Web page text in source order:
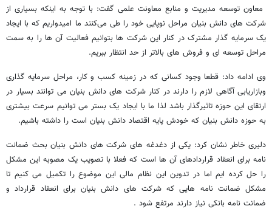
معاون توسعه مدیریت و منابع معاونت علمی گفت: با توجه به اینکه بسیاری از
شرکت های دانش بنیان مراحل نوپایی خود را طی می‌کنند ما امیدواریم که با ایجاد
یک سرمایه گذار مشترک در کنار این شرکت ها بتوانیم فعالیت آن ها را به سمت
مراحل توسعه ای و فروش های بالاتر از حد انتظار ببریم.
وی ادامه داد: قطعا وجود کسانی که در زمینه کسب و کار، مراحل سرمایه گذاری
وبازاریابی آگاهی لازم را دارند در کنار شرکت های دانش بنیان می توانند بسیار در
ارتقای این حوزه تاثیرگذار باشد لذا ما با ایجاد یک بستر می توانیم سرعت بیشتری
به حوزه دانش بنیان که خودش پایه اقتصاد دانش بنیان است را داشته باشیم.
دلیری خاطر نشان کرد: یکی از دغدغه های شرکت های دانش بنیان بحث ضمانت
نامه برای انعقاد قراردادهای آن ها است که فعلا با تصویب یک مصوبه این مشکل
را حل کرده ایم اما در تدوین این نظام مالی این موضوع را تکمیل می کنیم تا
مشکل ضمانت نامه هایی که شرکت های دانش بنیان برای انعقاد قرارداد و
ضمانت نامه بانکی نیاز دارند مرتفع شود .